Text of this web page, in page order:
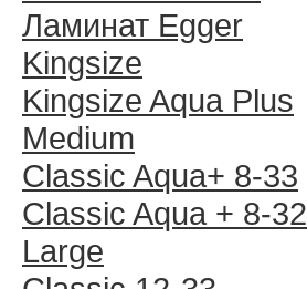
Ламинат Egger
Kingsize
Kingsize Aqua Plus
Medium
Classic Aqua+ 8-33
Classic Aqua + 8-32
Large